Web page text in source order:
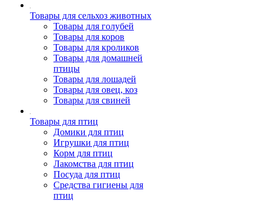
Товары для сельхоз животных
Товары для голубей
Товары для коров
Товары для кроликов
Товары для домашней
птицы
Товары для лошадей
Товары для овец, коз
Товары для свиней
Товары для птиц
Домики для птиц
Игрушки для птиц
Корм для птиц
Лакомства для птиц
Посуда для птиц
Средства гигиены для
птиц